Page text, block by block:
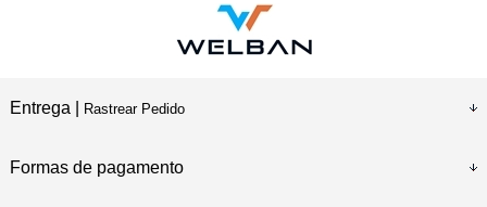
Entrega | Rastrear Pedido
Formas de pagamento